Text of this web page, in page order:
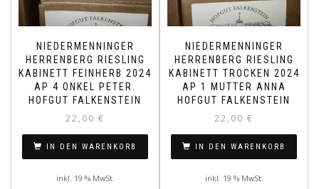
NIEDERMENNINGER
HERRENBERG RIESLING
KABINETT FEINHERB 2024
AP 4 ONKEL PETER.
HOFGUT FALKENSTEIN
22,00 €
IN DEN WARENKORB
inkl. 19 % MwSt.
NIEDERMENNINGER
HERRENBERG RIESLING
KABINETT TROCKEN 2024
AP 1 MUTTER ANNA
HOFGUT FALKENSTEIN
22,00 €
IN DEN WARENKORB
inkl. 19 % MwSt.